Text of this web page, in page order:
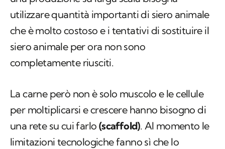
utilizzare quantità importanti di siero animale
che è molto costoso e i tentativi di sostituire il
siero animale per ora non sono
completamente riusciti.
La carne però non è solo muscolo e le cellule
per moltiplicarsi e crescere hanno bisogno di
una rete su cui farlo (scaffold). Al momento le
limitazioni tecnologiche fanno sì che lo